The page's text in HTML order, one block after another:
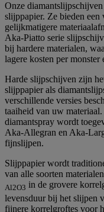
Onze
slijppapier. Ze bieden een
gelijkmatigere
Aka-Piatto serie
bij hardere materialen,
lagere kosten per
Harde slijpschijven zijn
slijppapier als
verschillende versies
taaiheid van uw
diamantspray wordt
Aka-Allegran en Aka-
fijnslijpen.
Slijppapier wordt
van alle soorten
Al2O3 in de grovere
levensduur bij het slijpen
fijnere korrelgroftes voor